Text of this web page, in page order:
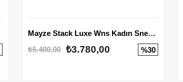
Mayze Stack Luxe Wns Kadın Sneaker
₺5.400,00
₺3.780,00 %30